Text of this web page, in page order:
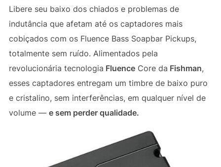
Libere seu baixo dos chiados e problemas de
indutância que afetam até os captadores mais
cobiçados com os Fluence Bass Soapbar Pickups,
totalmente sem ruído. Alimentados pela
revolucionária tecnologia FluenceCore da Fishman,
esses captadores entregam um timbre de baixo puro
e cristalino, sem interferências, em qualquer nível de
volume — e sem perder qualidade.